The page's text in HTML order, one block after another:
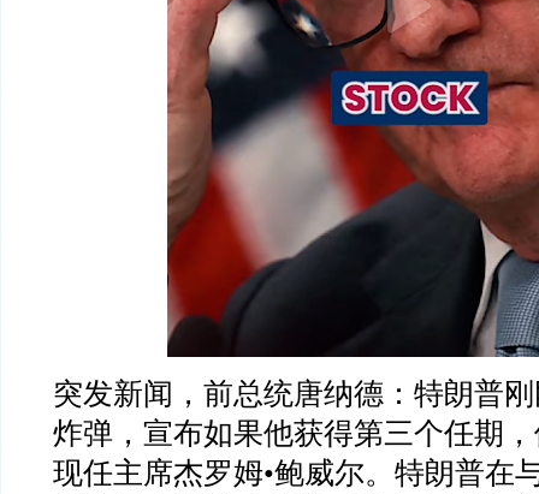
突发新闻，前总统唐纳德：特朗普
炸弹，宣布如果他获得第三个任期
现任主席杰罗姆•鲍威尔。特朗普在